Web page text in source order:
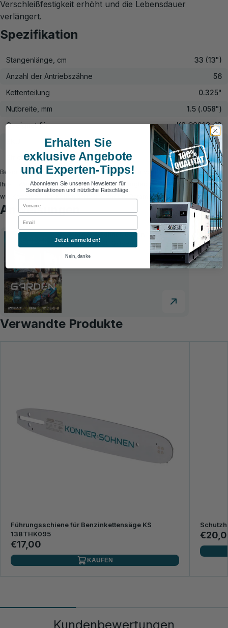
Verschleißfestigkeit erhöht und die Lebensdauer
verlängert.
Spezifikation
Stangenlänge, cm
33 (13")
Anzahl der Antriebszähne
56
Kettenteilung
0.325"
Nutbreite, mm
1.5 (.058")
Geeignet für
KS CS21G-13
KS 28FC56
Strichcode
4260405367894
Bevor Sie bestellen, stellen Sie sicher, dass die volle Kompatibilität mit
Ihrem Werkzeugmodell gewährleistet ist. Vergleichen Sie Spezifikationen
wie Kettenteilung, Kettenlänge und andere Parameter.
Anweisungen
Könner & Söhnen Garten
Katalog | K&S Garden
Verwandte Produkte
Führungsschiene für Benzinkettensäge KS
138THK095
€17,00
KAUFEN
Kundenbewertungen
Erhalten Sie
exklusive Angebote
und Experten-Tipps!
Abonnieren Sie unseren Newsletter für
Sonderaktionen und nützliche Ratschläge.
First Name
Email
Jetzt anmelden!
Nein, danke